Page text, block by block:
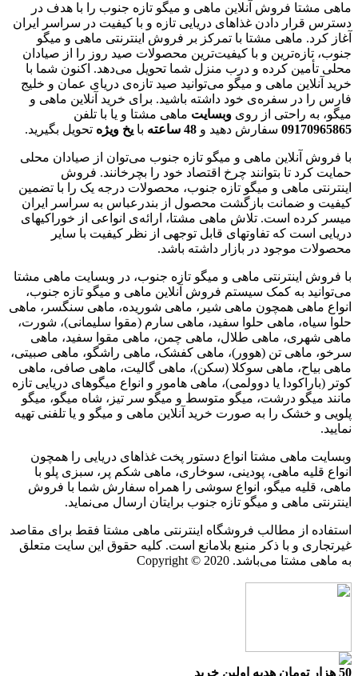
ماهی مشتا فروش آنلاین ماهی و میگو تازه جنوب را با هدف در
دسترس قرار دادن غذاهای دریایی تازه و با کیفیت در سراسر ایران
آغاز کرد. ماهی مشتا با تمرکز بر فروش اینترنتی ماهی و میگو
جنوب، تازه‌ترین و با کیفیت‌ترین محصولات صید روز را از صیادان
محلی تأمین کرده و درب منزل شما تحویل می‌دهد. اکنون شما با
خرید آنلاین ماهی و میگو می‌توانید صید تازه‌ی دریای عمان و خلیج
فارس را در سفره‌ی خود داشته باشید. برای خرید آنلاین ماهی و
میگو، به راحتی از روی وبسایت ماهی مشتا و یا با تلفن
09170965865 سفارش دهید و 48 ساعته با یخ ویژه تحویل بگیرید.
با فروش آنلاین ماهی و میگو تازه جنوب می‌توان از صیادان محلی
حمایت کرد تا بتوانند چرخ اقتصاد خود را بچرخانند. فروش
اینترنتی ماهی و میگو تازه جنوب، محصولات درجه یک را با تضمین
کیفیت و ضمانت بازگشت محصول از بندرعباس به سراسر ایران
میسر کرده است. تلاش ماهی مشتا، ارائه‌ی انواعی از خوراکیهای
دریایی است که تفاوتهای قابل توجهی از نظر کیفیت با سایر
محصولات موجود در بازار داشته باشد.
با فروش اینترنتی ماهی و میگو تازه جنوب، در وبسایت ماهی مشتا
می‌توانید به کمک سیستم فروش آنلاین ماهی و میگو تازه جنوب،
انواع ماهی همچون ماهی شیر، ماهی شوریده، ماهی سنگسر، ماهی
حلوا سیاه، ماهی حلوا سفید، ماهی سارم (مقوا سلیمانی)، شورت،
ماهی شهری، ماهی طلال، ماهی چمن، ماهی مقوا سفید، ماهی
سرخو، ماهی تن (هوور)، ماهی کفشک، ماهی راشگو، ماهی صبیتی،
ماهی بیاح، ماهی سوکلا (سکن)، ماهی گالیت، ماهی صافی، ماهی
کوتر (باراکودا یا دوولمی)، ماهی هامور و انواع میگوهای دریایی تازه
مانند میگو درشت، میگو متوسط و میگو سر تیز، شاه میگو، میگو
پلویی و خشک را به صورت خرید آنلاین ماهی و میگو و یا تلفنی تهیه
نمایید.
وبسایت ماهی مشتا انواع دستور پخت غذاهای دریایی را همچون
انواع قلیه ماهی، پودینی، سوخاری، ماهی شکم پر، سبزی پلو با
ماهی، قلیه میگو، انواع سوشی را همراه سفارش شما با فروش
اینترنتی ماهی و میگو تازه جنوب برایتان ارسال می‌نماید.
استفاده از مطالب فروشگاه اینترنتی ماهی مشتا فقط برای مقاصد
غیرتجاری و با ذکر منبع بلامانع است. کلیه حقوق این سایت متعلق
به ماهی مشتا می‌باشد. Copyright © 2020
50 هزار تومان هدیه اولین خرید